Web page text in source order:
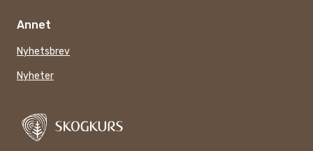
Annet
Nyhetsbrev
Nyheter